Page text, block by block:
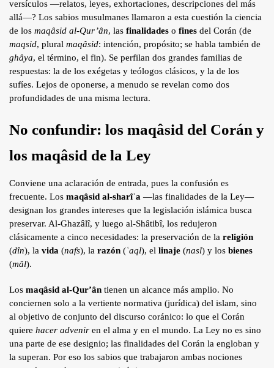
Contacto
Tafsîr
Artículos
Podcasts
Testimonios
versículos —relatos, leyes, exhortaciones, descripciones del más
allá—? Los sabios musulmanes llamaron a esta cuestión la ciencia
de los maqâsid al-Qur’ân, las finalidades o fines del Corán (de
maqsid, plural maqâsid: intención, propósito; se habla también de
ghâya, el término, el fin). Se perfilan dos grandes familias de
respuestas: la de los exégetas y teólogos clásicos, y la de los
sufíes. Lejos de oponerse, a menudo se revelan como dos
profundidades de una misma lectura.
No confundir: los maqâsid del Corán y
los maqâsid de la Ley
Conviene una aclaración de entrada, pues la confusión es
frecuente. Los maqâsid al-sharîʿa —las finalidades de la Ley—
designan los grandes intereses que la legislación islámica busca
preservar. Al-Ghazâlî, y luego al-Shâtibî, los redujeron
clásicamente a cinco necesidades: la preservación de la religión
(dîn), la vida (nafs), la razón (ʿaql), el linaje (nasl) y los bienes
(mâl).
Los maqâsid al-Qur’ân tienen un alcance más amplio. No
conciernen solo a la vertiente normativa (jurídica) del islam, sino
al objetivo de conjunto del discurso coránico: lo que el Corán
quiere hacer advenir en el alma y en el mundo. La Ley no es sino
una parte de ese designio; las finalidades del Corán la engloban y
la superan. Por eso los sabios que trabajaron ambas nociones